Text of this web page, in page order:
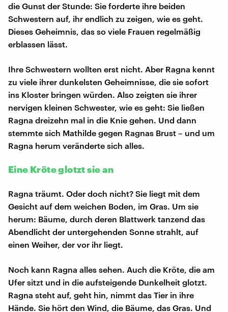
die Gunst der Stunde: Sie forderte ihre beiden
Schwestern auf, ihr endlich zu zeigen, wie es geht.
Dieses Geheimnis, das so viele Frauen regelmäßig
erblassen lässt.
Ihre Schwestern wollten erst nicht. Aber Ragna kennt
zu viele ihrer dunkelsten Geheimnisse, die sie sofort
ins Kloster bringen würden. Also zeigten sie ihrer
nervigen kleinen Schwester, wie es geht: Sie ließen
Ragna dreizehn mal in die Knie gehen. Und dann
stemmte sich Mathilde gegen Ragnas Brust – und um
Ragna herum veränderte sich alles.
Eine Kröte glotzt sie an
Ragna träumt. Oder doch nicht? Sie liegt mit dem
Gesicht auf dem weichen Boden, im Gras. Um sie
herum: Bäume, durch deren Blattwerk tanzend das
Abendlicht der untergehenden Sonne strahlt, auf
einen Weiher, der vor ihr liegt.
Noch kann Ragna alles sehen. Auch die Kröte, die am
Ufer sitzt und in die aufsteigende Dunkelheit glotzt.
Ragna steht auf, geht hin, nimmt das Tier in ihre
Hände. Sie hört den Wind, die Bäume, das Gras. Und